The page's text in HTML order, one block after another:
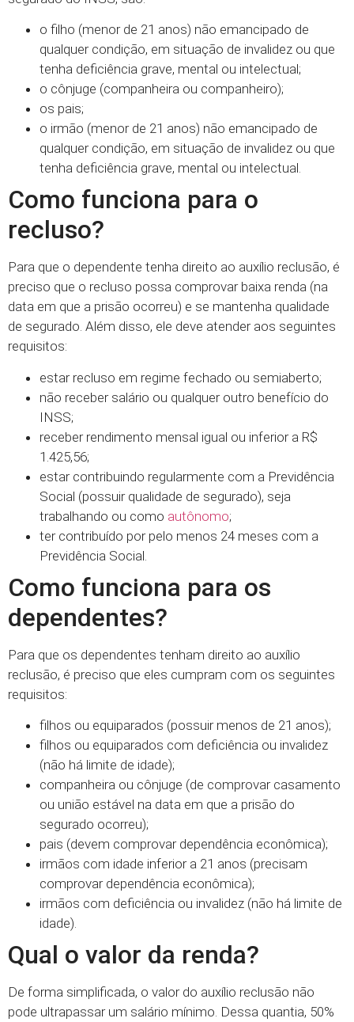
o filho (menor de 21 anos) não emancipado de
qualquer condição, em situação de invalidez ou que
tenha deficiência grave, mental ou intelectual;
o cônjuge (companheira ou companheiro);
os pais;
o irmão (menor de 21 anos) não emancipado de
qualquer condição, em situação de invalidez ou que
tenha deficiência grave, mental ou intelectual.
Como funciona para o
recluso?
Para que o dependente tenha direito ao auxílio reclusão, é
preciso que o recluso possa comprovar baixa renda (na
data em que a prisão ocorreu) e se mantenha qualidade
de segurado. Além disso, ele deve atender aos seguintes
requisitos:
estar recluso em regime fechado ou semiaberto;
não receber salário ou qualquer outro benefício do
INSS;
receber rendimento mensal igual ou inferior a R$
1.425,56;
estar contribuindo regularmente com a Previdência
Social (possuir qualidade de segurado), seja
trabalhando ou como autônomo;
ter contribuído por pelo menos 24 meses com a
Previdência Social.
Como funciona para os
dependentes?
Para que os dependentes tenham direito ao auxílio
reclusão, é preciso que eles cumpram com os seguintes
requisitos:
filhos ou equiparados (possuir menos de 21 anos);
filhos ou equiparados com deficiência ou invalidez
(não há limite de idade);
companheira ou cônjuge (de comprovar casamento
ou união estável na data em que a prisão do
segurado ocorreu);
pais (devem comprovar dependência econômica);
irmãos com idade inferior a 21 anos (precisam
comprovar dependência econômica);
irmãos com deficiência ou invalidez (não há limite de
idade).
Qual o valor da renda?
De forma simplificada, o valor do auxílio reclusão não
pode ultrapassar um salário mínimo. Dessa quantia, 50%